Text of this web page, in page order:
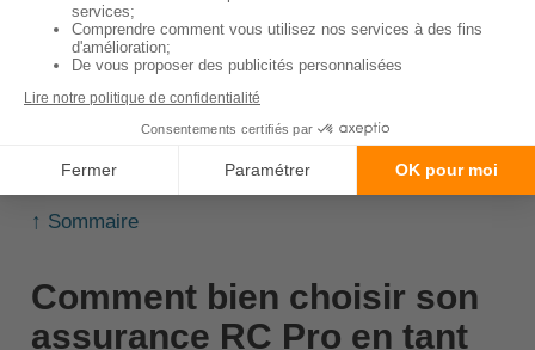
plusieurs employés coûtera plus cher à assurer
qu'un chauffagiste indépendant.
L'expérience et la qualification :
chauffagiste avec une grande expérience et des
qualifications reconnues peut bénéficier d'un
tarif d'assurance plus avantageux.
↑ Sommaire
Comment bien choisir son
assurance RC Pro en tant